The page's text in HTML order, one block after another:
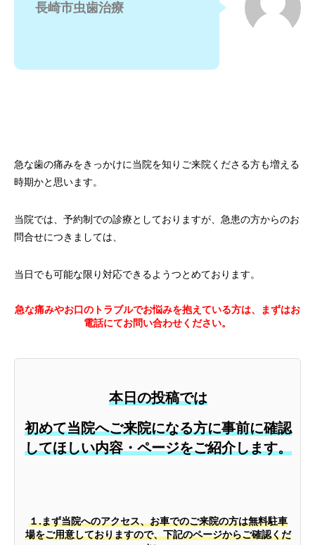
長崎市虫歯治療
急な歯の痛みをきっかけに当院を知りご来院くださる方も増える
時期かと思います。
当院では、予約制での診療としておりますが、急患の方からのお
問合せにつきましては、
当日でも可能な限り対応できるようつとめております。
急な痛みやお口のトラブルでお悩みを抱えている方は、まずはお
電話にてお問い合わせください。
本日の投稿では
初めて当院へご来院になる方に事前に確認
してほしい内容・ページをご紹介します。
１.まず当院へのアクセス、お車でのご来院の方は無料駐車
場をご用意しておりますので、下記のページからご確認くだ